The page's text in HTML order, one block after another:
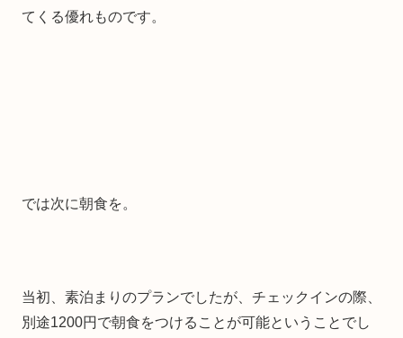
てくる優れものです。
では次に朝食を。
当初、素泊まりのプランでしたが、チェックインの際、
別途1200円で朝食をつけることが可能ということでし